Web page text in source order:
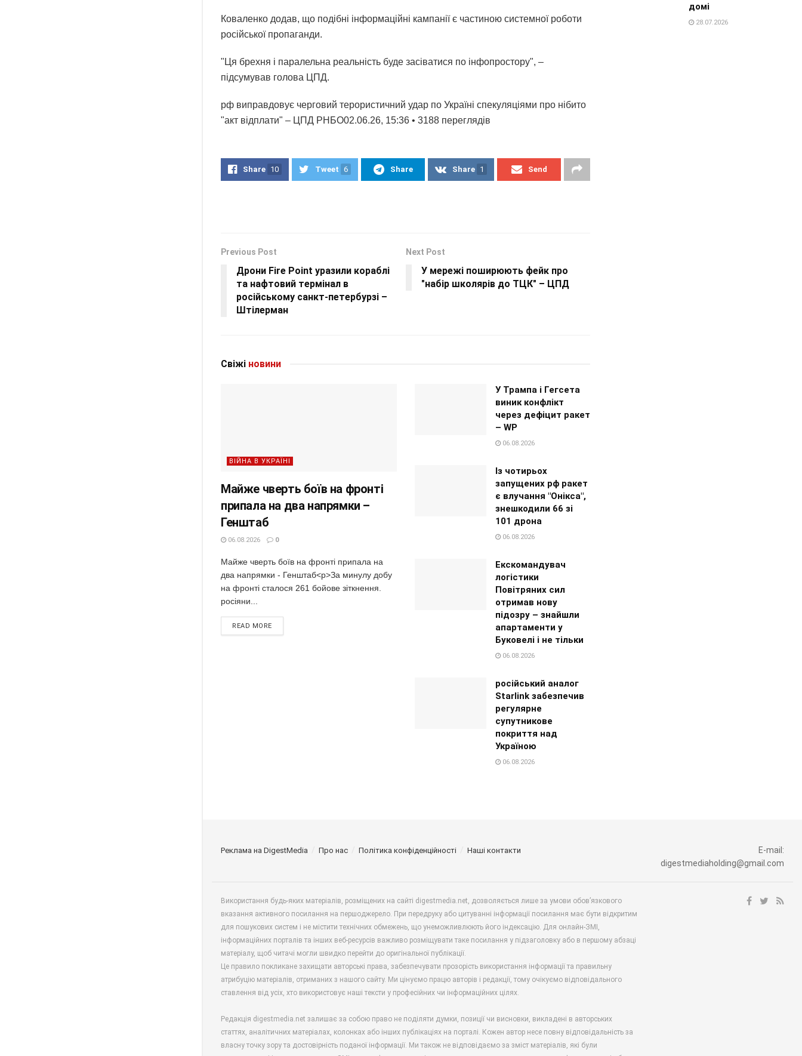
Коваленко додав, що подібні інформаційні кампанії є частиною системної роботи
російської пропаганди.
"Ця брехня і паралельна реальність буде засіватися по інфопростору", –
підсумував голова ЦПД.
рф виправдовує черговий терористичний удар по Україні спекуляціями про нібито
"акт відплати" – ЦПД РНБО02.06.26, 15:36 • 3188 переглядiв
Share 10 Tweet 6 Share Share 1 Send
Previous Post
Дрони Fire Point уразили кораблі
та нафтовий термінал в
російському санкт-петербурзі –
Штілерман
Next Post
У мережі поширюють фейк про
"набір школярів до ТЦК" – ЦПД
Свіжі новини
ВІЙНА В УКРАЇНІ
Майже чверть боїв на фронті
припала на два напрямки –
Генштаб
06.08.2026 0
Майже чверть боїв на фронті припала на
два напрямки - Генштаб<p>За минулу добу
на фронті сталося 261 бойове зіткнення.
росіяни...
READ MORE
У Трампа і Гегсета
виник конфлікт
через дефіцит ракет
– WP
06.08.2026
Із чотирьох
запущених рф ракет
є влучання "Онікса",
знешкодили 66 зі
101 дрона
06.08.2026
Екскомандувач
логістики
Повітряних сил
отримав нову
підозру – знайшли
апартаменти у
Буковелі і не тільки
06.08.2026
російський аналог
Starlink забезпечив
регулярне
супутникове
покриття над
Україною
06.08.2026
домі
28.07.2026
Реклама на DigestMedia Про нас Політика конфіденційності Наші контакти
E-mail:
digestmediaholding@gmail.com
Використання будь-яких матеріалів, розміщених на сайті digestmedia.net, дозволяється лише за умови обов’язкового
вказання активного посилання на першоджерело. При передруку або цитуванні інформації посилання має бути відкритим
для пошукових систем і не містити технічних обмежень, що унеможливлюють його індексацію. Для онлайн-ЗМІ,
інформаційних порталів та інших веб-ресурсів важливо розміщувати таке посилання у підзаголовку або в першому абзаці
матеріалу, щоб читачі могли швидко перейти до оригінальної публікації.
Це правило покликане захищати авторські права, забезпечувати прозорість використання інформації та правильну
атрибуцію матеріалів, отриманих з нашого сайту. Ми цінуємо працю авторів і редакції, тому очікуємо відповідального
ставлення від усіх, хто використовує наші тексти у професійних чи інформаційних цілях.
Редакція digestmedia.net залишає за собою право не поділяти думки, позиції чи висновки, викладені в авторських
статтях, аналітичних матеріалах, колонках або інших публікаціях на порталі. Кожен автор несе повну відповідальність за
власну точку зору та достовірність поданої інформації. Ми також не відповідаємо за зміст матеріалів, які були